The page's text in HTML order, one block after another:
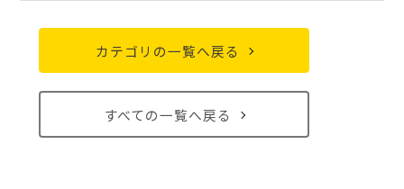
カテゴリの一覧へ戻る
すべての一覧へ戻る